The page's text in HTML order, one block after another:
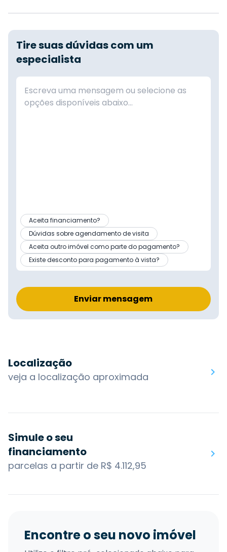
Tire suas dúvidas com um
especialista
Aceita financiamento?
Dúvidas sobre agendamento de visita
Aceita outro imóvel como parte do pagamento?
Existe desconto para pagamento à vista?
Enviar mensagem
Localização
veja a localização aproximada
Simule o seu
financiamento
parcelas a partir de R$ 4.112,95
Encontre o seu novo imóvel